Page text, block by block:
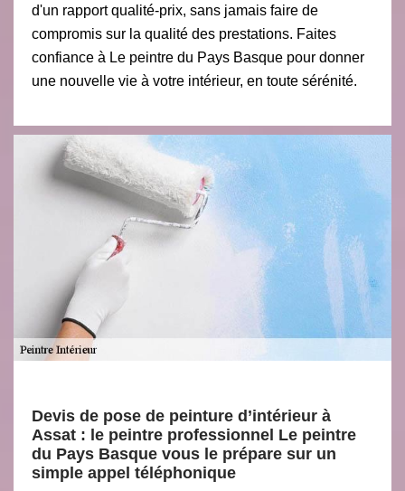
d'un rapport qualité-prix, sans jamais faire de
compromis sur la qualité des prestations. Faites
confiance à Le peintre du Pays Basque pour donner
une nouvelle vie à votre intérieur, en toute sérénité.
Devis de pose de peinture d’intérieur à
Assat : le peintre professionnel Le peintre
du Pays Basque vous le prépare sur un
simple appel téléphonique